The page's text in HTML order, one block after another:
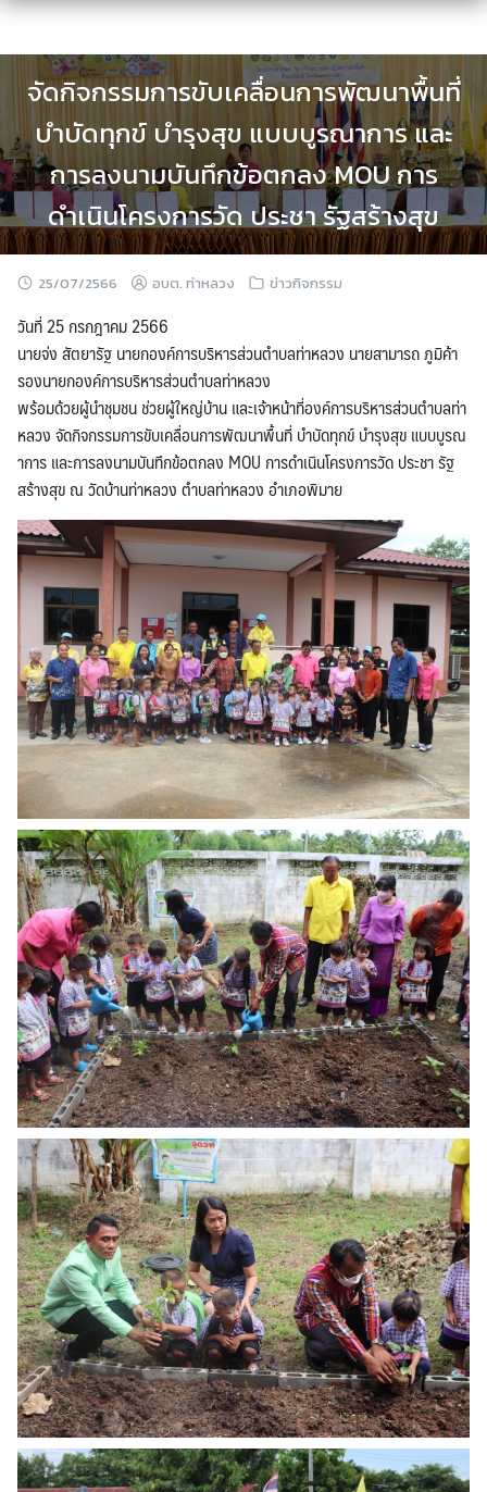
Skip
content
จัดกิจกรรมการขับเคลื่อนการพัฒนาพื้นที่
บำบัดทุกข์ บำรุงสุข แบบบูรณาการ และ
การลงนามบันทึกข้อตกลง MOU การ
ดำเนินโครงการวัด ประชา รัฐสร้างสุข
25/07/2566 อบต. ท่าหลวง ข่าวกิจกรรม
วันที่ 25 กรกฎาคม 2566
นายจ่ง สัตยารัฐ นายกองค์การบริหารส่วนตำบลท่าหลวง นายสามารถ ภูมิค้า
รองนายกองค์การบริหารส่วนตำบลท่าหลวง
พร้อมด้วยผู้นำชุมชน ช่วยผู้ใหญ่บ้าน และเจ้าหน้าที่องค์การบริหารส่วนตำบลท่า
หลวง จัดกิจกรรมการขับเคลื่อนการพัฒนาพื้นที่ บำบัดทุกข์ บำรุงสุข แบบบูรณ
าการ และการลงนามบันทึกข้อตกลง MOU การดำเนินโครงการวัด ประชา รัฐ
สร้างสุข ณ วัดบ้านท่าหลวง ตำบลท่าหลวง อำเภอพิมาย